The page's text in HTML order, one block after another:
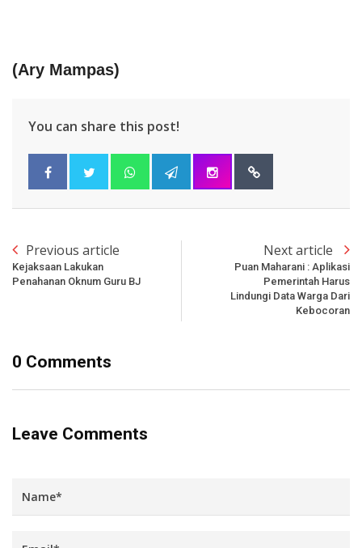
(Ary Mampas)
You can share this post!
Previous article
Kejaksaan Lakukan
Penahanan Oknum Guru BJ
Next article
Puan Maharani : Aplikasi
Pemerintah Harus
Lindungi Data Warga Dari
Kebocoran
0 Comments
Leave Comments